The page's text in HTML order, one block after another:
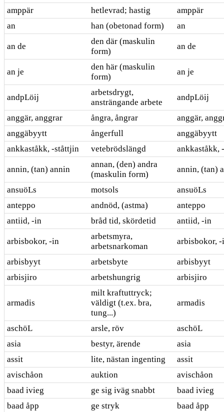
amppär hetlevrad; hastig
amppär
an
han (obetonad form) an
an de
den där (maskulin
form)
an de
an je
den här (maskulin
form)
an je
andpLöij
arbetsdrygt,
ansträngande arbete
andpLöij
anggär, anggrar ångra, ångrar
anggär,
anggäbyytt
ångerfull
anggäbyytt
ankkaståkk, -ståttjin
vetebrödslängd ankkaståkk,
annin, (tan) annin
annan, (den) andra
(maskulin form)
annin, (tan)
ansuöLs motsols
ansuöLs
anteppo
andnöd, (astma)
anteppo
antiid, -in
bråd tid, skördetid antiid, -in
arbisbokor, -in
arbetsmyra,
arbetsnarkoman
arbisbokor,
arbisbyyt arbetsbyte
arbisbyyt
arbisjiro
arbetshungrig arbisjiro
armadis
milt kraftuttryck;
väldigt (t.ex. bra,
tung...)
armadis
aschöL arsle, röv
aschöL
asia
bestyr, ärende
asia
assit
lite, nästan ingenting
assit
avischåon
auktion
avischåon
baad ivieg
ge sig iväg snabbt
baad ivieg
baad åpp
ge stryk
baad åpp